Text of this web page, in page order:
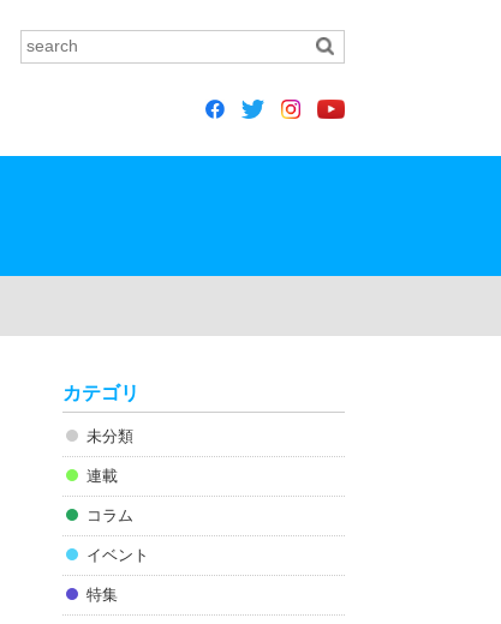
カテゴリ
未分類
連載
コラム
イベント
特集